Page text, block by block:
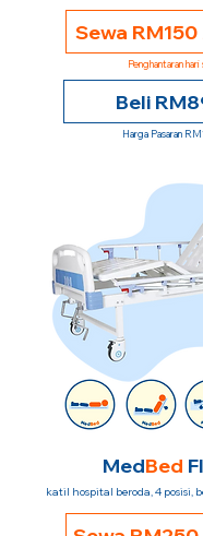
Sewa
Penghantaran hari
Beli
Harga Pasaran
MedBed
katil hospital beroda, 4 posisi,